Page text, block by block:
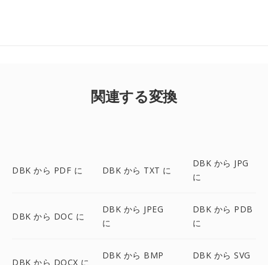
関連する変換
DBK から PDF に DBK から TXT に
DBK から JPG
に
DBK から DOC に
DBK から JPEG
に
DBK から PDB
に
DBK から DOCX に
DBK から BMP
DBK から SVG